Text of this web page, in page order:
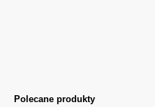
Polecane produkty